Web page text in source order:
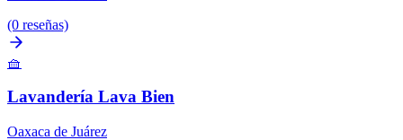
(0 reseñas)
🧺
Lavandería Lava Bien
Oaxaca de Juárez